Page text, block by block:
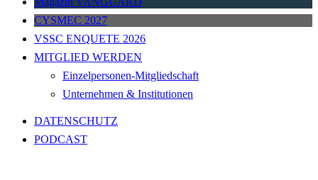
CYSMEC 2027
VSSC ENQUETE 2026
MITGLIED WERDEN
Einzelpersonen-Mitgliedschaft
Unternehmen & Institutionen
DATENSCHUTZ
PODCAST